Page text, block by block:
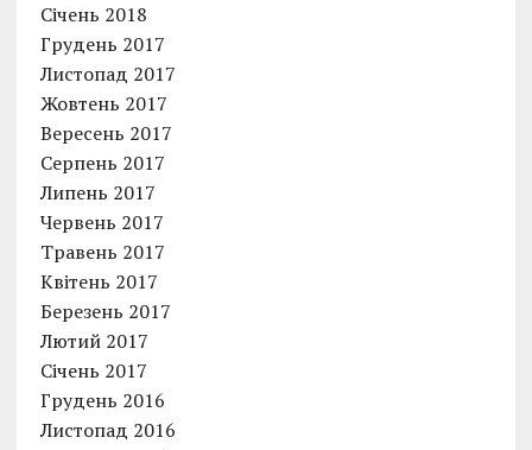
Січень 2018
Грудень 2017
Листопад 2017
Жовтень 2017
Вересень 2017
Серпень 2017
Липень 2017
Червень 2017
Травень 2017
Квітень 2017
Березень 2017
Лютий 2017
Січень 2017
Грудень 2016
Листопад 2016